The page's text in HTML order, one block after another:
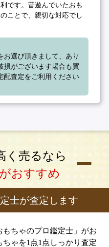
です。昔遊んでいたおも
ことで、親切な対応でし
お選び頂きまして、あり
損がございます場合も買
配査定をご利用ください
く売るなら
おすすめ
士が査定します
もちゃのプロ鑑定士」がお
ちゃを1点1点しっかり査定